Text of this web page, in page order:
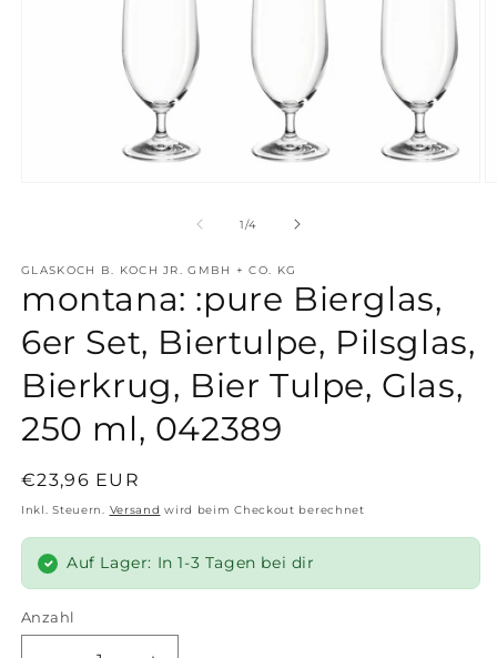
1/von
4
GLASKOCH B. KOCH JR. GMBH + CO. KG
montana: :pure Bierglas,
6er Set, Biertulpe, Pilsglas,
Bierkrug, Bier Tulpe, Glas,
250 ml, 042389
Normaler
Preis
€23,96 EUR
Inkl. Steuern. Versand wird beim Checkout berechnet
Auf Lager: In 1-3 Tagen bei dir
Anzahl
Anzahl